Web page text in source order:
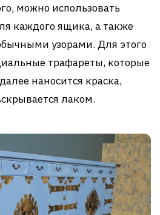
можно использовать
каждого ящика, а также
узорами. Для этого
трафареты, которые
наносится краска,
лаком.